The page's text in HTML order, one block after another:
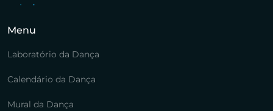
Menu
Laboratório da Dança
Calendário da Dança
Mural da Dança